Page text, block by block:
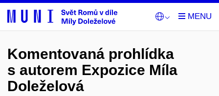
Komentovaná prohlídka
s autorem Expozice Míla
Doleželová